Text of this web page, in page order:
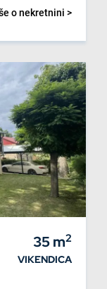
o nekretnini >
35m2
VIKENDICA